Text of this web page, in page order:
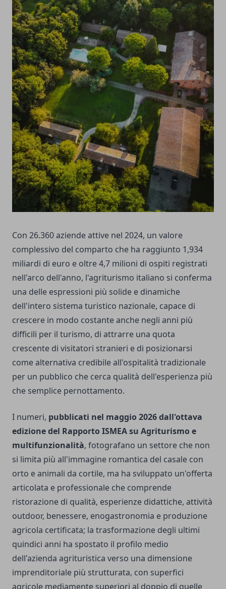
Con 26.360 aziende attive nel 2024, un valore
complessivo del comparto che ha raggiunto 1,934
miliardi di euro e oltre 4,7 milioni di ospiti registrati
nell'arco dell'anno, l'agriturismo italiano si conferma
una delle espressioni più solide e dinamiche
dell'intero sistema turistico nazionale, capace di
crescere in modo costante anche negli anni più
difficili per il turismo, di attrarre una quota
crescente di visitatori stranieri e di posizionarsi
come alternativa credibile all'ospitalità tradizionale
per un pubblico che cerca qualità dell'esperienza più
che semplice pernottamento.
I numeri, pubblicati nel maggio 2026 dall'ottava
edizione del Rapporto ISMEA su Agriturismo e
multifunzionalità, fotografano un settore che non
si limita più all'immagine romantica del casale con
orto e animali da cortile, ma ha sviluppato un'offerta
articolata e professionale che comprende
ristorazione di qualità, esperienze didattiche, attività
outdoor, benessere, enogastronomia e produzione
agricola certificata; la trasformazione degli ultimi
quindici anni ha spostato il profilo medio
dell'azienda agrituristica verso una dimensione
imprenditoriale più strutturata, con superfici
agricole mediamente superiori al doppio di quelle